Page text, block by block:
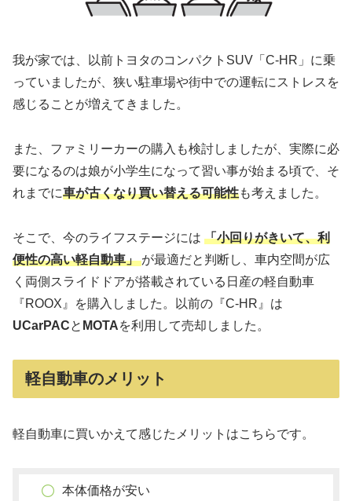
我が家では、以前トヨタのコンパクトSUV「C-HR」に乗
っていましたが、狭い駐車場や街中での運転にストレスを
感じることが増えてきました。
また、ファミリーカーの購入も検討しましたが、実際に必
要になるのは娘が小学生になって習い事が始まる頃で、そ
れまでに車が古くなり買い替える可能性も考えました。
そこで、今のライフステージには 「小回りがきいて、利
便性の高い軽自動車」 が最適だと判断し、車内空間が広
く両側スライドドアが搭載されている日産の軽自動車
『ROOX』を購入しました。以前の『C-HR』は
UCarPACと MOTAを利用して売却しました。
軽自動車のメリット
軽自動車に買いかえて感じたメリットはこちらです。
本体価格が安い